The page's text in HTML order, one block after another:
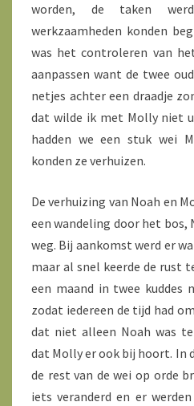
worden, de taken
werkzaamheden konden
was het controleren van
aanpassen want de twee
netjes achter een draadje
dat wilde ik met Molly niet
hadden we een stuk wei
konden ze verhuizen.
De verhuizing van Noah en
een wandeling door het bos,
weg. Bij aankomst werd er
maar al snel keerde de rust
een maand in twee kuddes
zodat iedereen de tijd had
dat niet alleen Noah was
dat Molly er ook bij hoort. In
de rest van de wei op orde
iets veranderd en er